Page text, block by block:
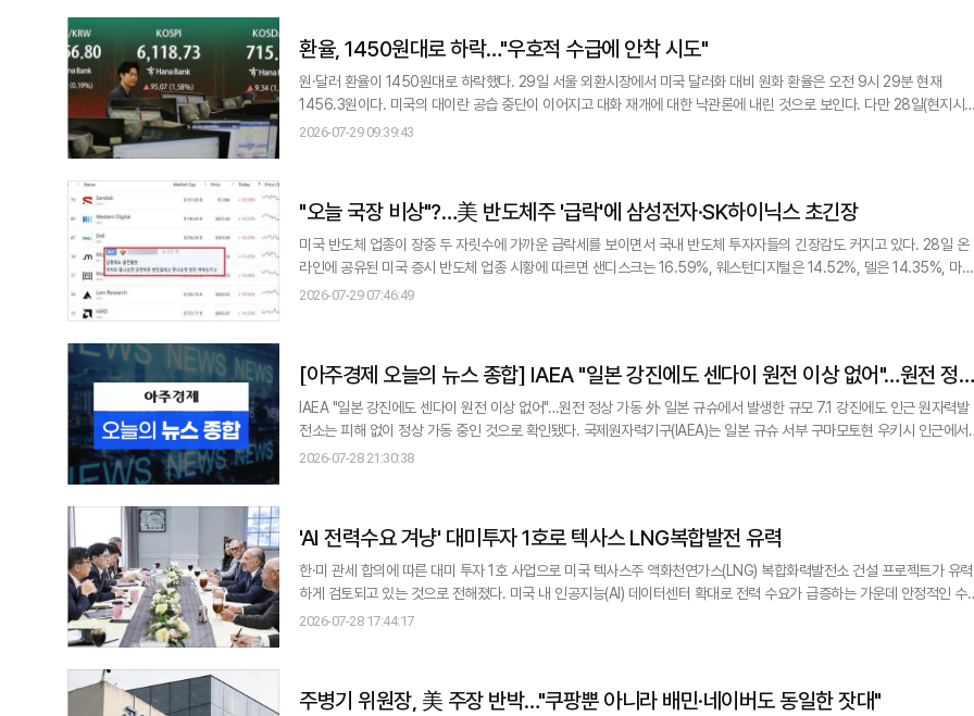
환율, 1450원대로 하락…"우호적 수급에 안착 시도"
원·달러 환율이 1450원대로 하락했다. 29일 서울 외환시장에서 미국 달러화 대비 원화 환율은 오전 9시 29분 현재
1456.3원이다. 미국의 대이란 공습 중단이 이어지고 대화 재개에 대한 낙관론에 내린 것으로 보인다. 다만 28일(현지시간)
이란이 중동지역 미군기지를 기습 공격하면서 불확실성은 남아 있는 상태다. 국제유가는 급락세를 이어갔다. 9월 인도분
2026-07-29 09:39:43
"오늘 국장 비상"?…美 반도체주 '급락'에 삼성전자·SK하이닉스 초긴장
미국 반도체 업종이 장중 두 자릿수에 가까운 급락세를 보이면서 국내 반도체 투자자들의 긴장감도 커지고 있다. 28일 온
라인에 공유된 미국 증시 반도체 업종 시황에 따르면 샌디스크는 16.59%, 웨스턴디지털은 14.52%, 델은 14.35%, 마이
크론은 11.65%, 마벨은 10.98%, 램리서치는 10.56%, AMD는 10.32% 각각 하락한 것으로 나타났다. 반도체 대표 종목
2026-07-29 07:46:49
[아주경제 오늘의 뉴스 종합] IAEA "일본 강진에도 센다이 원전 이상 없어"…원전 정상
가동 外
IAEA "일본 강진에도 센다이 원전 이상 없어"…원전 정상 가동 外 일본 규슈에서 발생한 규모 7.1 강진에도 인근 원자력발
전소는 피해 없이 정상 가동 중인 것으로 확인됐다. 국제원자력기구(IAEA)는 일본 규슈 서부 구마모토현 우키시 인근에서
발생한 규모 7.1 지진과 관련해 일본 원자력규제위원회(NRA)로부터 센다이 원전에 피해나 안전상 문제가 없다는 보고를 받
2026-07-28 21:30:38
'AI 전력수요 겨냥' 대미투자 1호로 텍사스 LNG복합발전 유력
한·미 관세 합의에 따른 대미 투자 1호 사업으로 미국 텍사스주 액화천연가스(LNG) 복합화력발전소 건설 프로젝트가 유력
하게 검토되고 있는 것으로 전해졌다. 미국 내 인공지능(AI) 데이터센터 확대로 전력 수요가 급증하는 가운데 안정적인 수
을 확보할 수 있는 만큼 '상업적 합리성'을 확보할 수 있기 때문이다. 28일 업계에 따르면 정부는 텍사스주 엔시날에 총사업
2026-07-28 17:44:17
주병기 위원장, 美 주장 반박…"쿠팡뿐 아니라 배민·네이버도 동일한 잣대"